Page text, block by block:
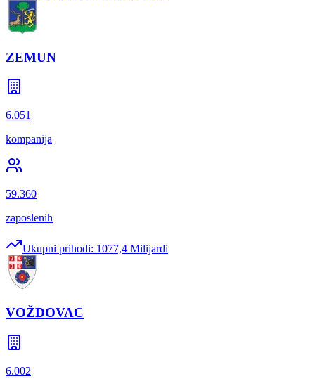
ZEMUN
6.051
kompanija
59.360
zaposlenih
Ukupni prihodi: 1077,4 Milijardi
VOŽDOVAC
6.002